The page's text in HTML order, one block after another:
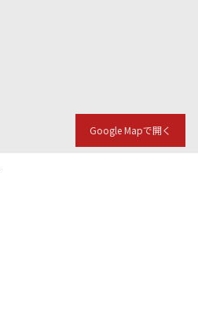
Google Mapで開く